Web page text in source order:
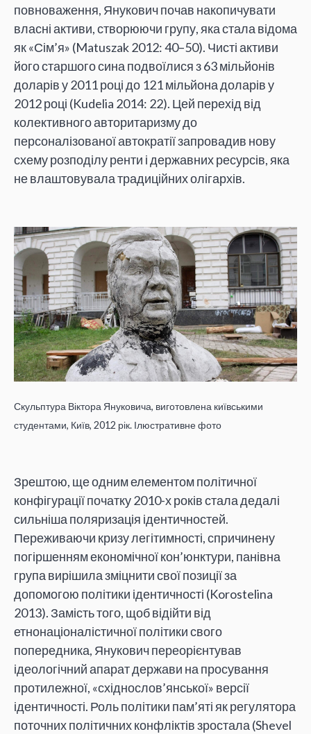
повноваження, Янукович почав накопичувати
власні активи, створюючи групу, яка стала відома
як «Сім’я» (Matuszak 2012: 40–50). Чисті активи
його старшого сина подвоїлися з 63 мільйонів
доларів у 2011 році до 121 мільйона доларів у
2012 році (Kudelia 2014: 22). Цей перехід від
колективного авторитаризму до
персоналізованої автократії запровадив нову
схему розподілу ренти і державних ресурсів, яка
не влаштовувала традиційних олігархів.
Скульптура Віктора Януковича, виготовлена київськими
студентами, Київ, 2012 рік. Ілюстративне фото
Зрештою, ще одним елементом політичної
конфігурації початку 2010-х років стала дедалі
сильніша поляризація ідентичностей.
Переживаючи кризу легітимності, спричинену
погіршенням економічної кон’юнктури, панівна
група вирішила зміцнити свої позиції за
допомогою політики ідентичності (Korostelina
2013). Замість того, щоб відійти від
етнонаціоналістичної політики свого
попередника, Янукович переорієнтував
ідеологічний апарат держави на просування
протилежної, «східнослов’янської» версії
ідентичності. Роль політики пам’яті як регулятора
поточних політичних конфліктів зростала (Shevel